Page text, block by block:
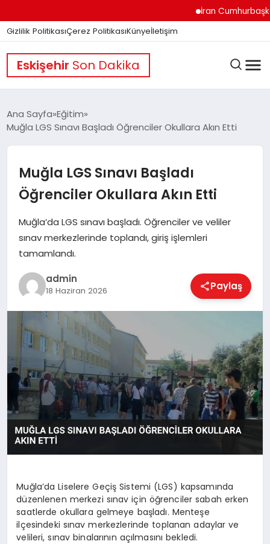
İran Cumhurbaşkanı
Gizlilik PolitikasıÇerez PolitikasıKünyeİletişim
Eskişehir Son Dakika
GÜNDEM
DÜNYA
EĞITIM
EKONOMI
MAGAZIN
SAĞLIK
SPOR
TEKNOLOJI
Ana Sayfa Eğitim
Muğla LGS Sınavı Başladı Öğrenciler Okullara Akın Etti
Muğla LGS Sınavı Başladı
Öğrenciler Okullara Akın Etti
Muğla’da LGS sınavı başladı. Öğrenciler ve veliler
sınav merkezlerinde toplandı, giriş işlemleri
tamamlandı.
admin
18 Haziran 2026 Paylaş
Muğla’da Liselere Geçiş Sistemi (LGS) kapsamında
düzenlenen merkezi sınav için öğrenciler sabah erken
saatlerde okullara gelmeye başladı. Menteşe
ilçesindeki sınav merkezlerinde toplanan adaylar ve
velileri, sınav binalarının açılmasını bekledi.